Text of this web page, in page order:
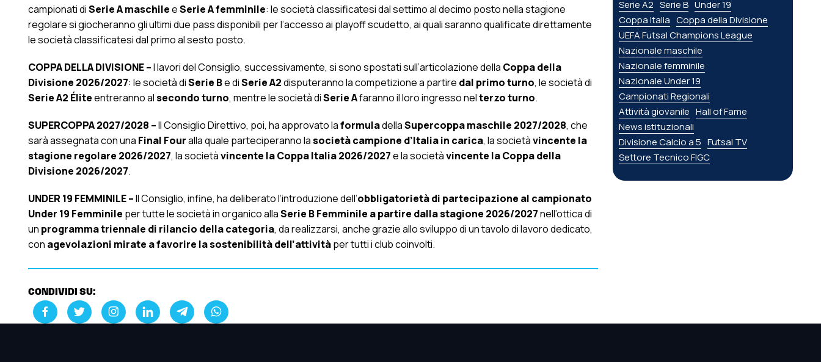
campionati diSerie A maschileeSerie A femminile: le società classificatesi dal settimo al decimo posto nella stagione
regolare si giocheranno gli ultimi due pass disponibili per l’accesso ai playoff scudetto, ai quali saranno qualificate direttamente
le società classificatesi dal primo al sesto posto.
COPPA DELLA DIVISIONE –I lavori del Consiglio, successivamente, si sono spostati sull’articolazione della Coppa della
Divisione 2026/2027: le società diSerie Be diSerie A2disputeranno la competizione a partire dal primo turno, le società di
Serie A2 Éliteentreranno alsecondo turno, mentre le società diSerie Afaranno il loro ingresso nelterzo turno.
SUPERCOPPA 2027/2028 –Il Consiglio Direttivo, poi, ha approvato laformuladellaSupercoppa maschile 2027/2028, che
sarà assegnata con una Final Fouralla quale parteciperanno lasocietà campione d’Italia in carica, la societàvincente la
stagione regolare 2026/2027, la societàvincente la Coppa Italia 2026/2027e la societàvincente la Coppa della
Divisione 2026/2027.
UNDER 19 FEMMINILE –Il Consiglio, infine, ha deliberato l’introduzione dell’obbligatorietà di partecipazione al campionato
Under 19 Femminile per tutte le società in organico allaSerie B Femminile a partire dalla stagione 2026/2027nell’ottica di
un programma triennale di rilancio della categoria, da realizzarsi, anche grazie allo sviluppo di un tavolo di lavoro dedicato,
con agevolazioni mirate a favorire la sostenibilità dell’attivitàper tutti i club coinvolti.
CONDIVIDI SU:
Serie A2 Serie B Under 19
Coppa Italia Coppa della Divisione
UEFA Futsal Champions League
Nazionale maschile
Nazionale femminile
Nazionale Under 19
Campionati Regionali
Attività giovanile Hall of Fame
News istituzionali
Divisione Calcio a 5 Futsal TV
Settore Tecnico FIGC